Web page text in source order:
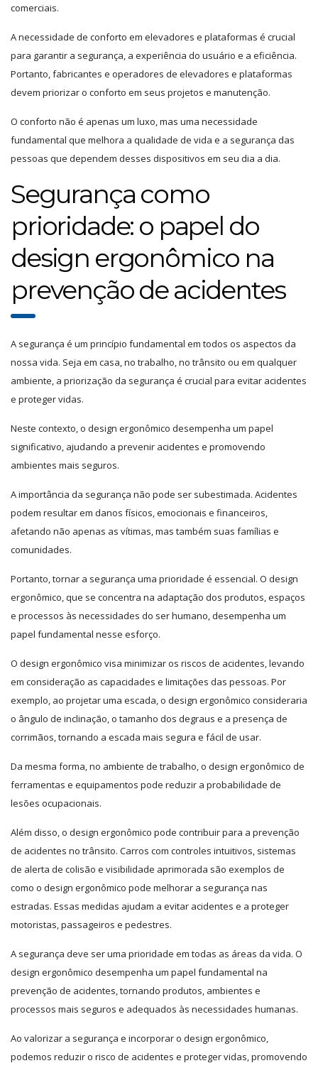
comerciais.
A necessidade de conforto em elevadores e plataformas é crucial
para garantir a segurança, a experiência do usuário e a eficiência.
Portanto, fabricantes e operadores de elevadores e plataformas
devem priorizar o conforto em seus projetos e manutenção.
O conforto não é apenas um luxo, mas uma necessidade
fundamental que melhora a qualidade de vida e a segurança das
pessoas que dependem desses dispositivos em seu dia a dia.
Segurança como
prioridade: o papel do
design ergonômico na
prevenção de acidentes
A segurança é um princípio fundamental em todos os aspectos da
nossa vida. Seja em casa, no trabalho, no trânsito ou em qualquer
ambiente, a priorização da segurança é crucial para evitar acidentes
e proteger vidas.
Neste contexto, o design ergonômico desempenha um papel
significativo, ajudando a prevenir acidentes e promovendo
ambientes mais seguros.
A importância da segurança não pode ser subestimada. Acidentes
podem resultar em danos físicos, emocionais e financeiros,
afetando não apenas as vítimas, mas também suas famílias e
comunidades.
Portanto, tornar a segurança uma prioridade é essencial. O design
ergonômico, que se concentra na adaptação dos produtos, espaços
e processos às necessidades do ser humano, desempenha um
papel fundamental nesse esforço.
O design ergonômico visa minimizar os riscos de acidentes, levando
em consideração as capacidades e limitações das pessoas. Por
exemplo, ao projetar uma escada, o design ergonômico consideraria
o ângulo de inclinação, o tamanho dos degraus e a presença de
corrimãos, tornando a escada mais segura e fácil de usar.
Da mesma forma, no ambiente de trabalho, o design ergonômico de
ferramentas e equipamentos pode reduzir a probabilidade de
lesões ocupacionais.
Além disso, o design ergonômico pode contribuir para a prevenção
de acidentes no trânsito. Carros com controles intuitivos, sistemas
de alerta de colisão e visibilidade aprimorada são exemplos de
como o design ergonômico pode melhorar a segurança nas
estradas. Essas medidas ajudam a evitar acidentes e a proteger
motoristas, passageiros e pedestres.
A segurança deve ser uma prioridade em todas as áreas da vida. O
design ergonômico desempenha um papel fundamental na
prevenção de acidentes, tornando produtos, ambientes e
processos mais seguros e adequados às necessidades humanas.
Ao valorizar a segurança e incorporar o design ergonômico,
podemos reduzir o risco de acidentes e proteger vidas, promovendo